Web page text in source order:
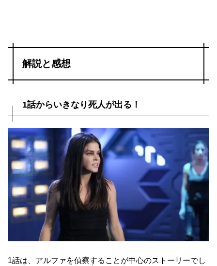
解説と感想
1話からいきなり死人が出る！
1話は、アルファを偵察することが中心のストーリーでし